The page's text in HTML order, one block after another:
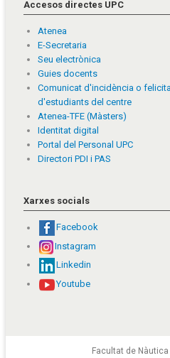
Accesos directes UPC
Atenea
E-Secretaria
Seu electrònica
Guies docents
Comunicat d'incidència o
d'estudiants del centre
Atenea-TFE (Màsters)
Identitat digital
Portal del Personal UPC
Directori PDI i PAS
Xarxes socials
Facebook
Instagram
Linkedin
Youtube
Facultat de